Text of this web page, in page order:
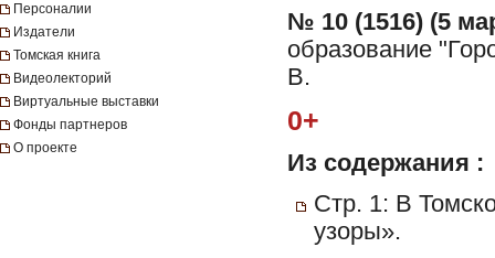
Персоналии
Издатели
Томская книга
Видеолекторий
Виртуальные выставки
Фонды партнеров
О проекте
№ 10 (1516) (5
образование
В.
0+
Из содержания :
Стр. 1: В
узоры».